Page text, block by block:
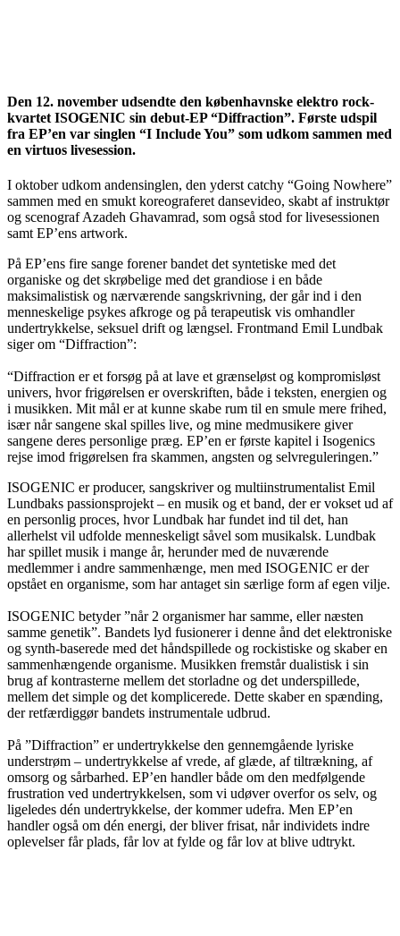
Den 12. november udsendte den københavnske elektro rock-
kvartet ISOGENIC sin debut-EP “Diffraction”. Første udspil
fra EP’en var singlen “I Include You” som udkom sammen med
en virtuos livesession.
I oktober udkom andensinglen, den yderst catchy “Going Nowhere”
sammen med en smukt koreograferet dansevideo, skabt af instruktør
og scenograf Azadeh Ghavamrad, som også stod for livesessionen
samt EP’ens artwork.
På EP’ens fire sange forener bandet det syntetiske med det
organiske og det skrøbelige med det grandiose i en både
maksimalistisk og nærværende sangskrivning, der går ind i den
menneskelige psykes afkroge og på terapeutisk vis omhandler
undertrykkelse, seksuel drift og længsel. Frontmand Emil Lundbak
siger om “Diffraction”:
“Diffraction er et forsøg på at lave et grænseløst og kompromisløst
univers, hvor frigørelsen er overskriften, både i teksten, energien og
i musikken. Mit mål er at kunne skabe rum til en smule mere frihed,
især når sangene skal spilles live, og mine medmusikere giver
sangene deres personlige præg. EP’en er første kapitel i Isogenics
rejse imod frigørelsen fra skammen, angsten og selvreguleringen.”
ISOGENIC er producer, sangskriver og multiinstrumentalist Emil
Lundbaks passionsprojekt – en musik og et band, der er vokset ud af
en personlig proces, hvor Lundbak har fundet ind til det, han
allerhelst vil udfolde menneskeligt såvel som musikalsk. Lundbak
har spillet musik i mange år, herunder med de nuværende
medlemmer i andre sammenhænge, men med ISOGENIC er der
opstået en organisme, som har antaget sin særlige form af egen vilje.
ISOGENIC betyder ”når 2 organismer har samme, eller næsten
samme genetik”. Bandets lyd fusionerer i denne ånd det elektroniske
og synth-baserede med det håndspillede og rockistiske og skaber en
sammenhængende organisme. Musikken fremstår dualistisk i sin
brug af kontrasterne mellem det storladne og det underspillede,
mellem det simple og det komplicerede. Dette skaber en spænding,
der retfærdiggør bandets instrumentale udbrud.
På ”Diffraction” er undertrykkelse den gennemgående lyriske
understrøm – undertrykkelse af vrede, af glæde, af tiltrækning, af
omsorg og sårbarhed. EP’en handler både om den medfølgende
frustration ved undertrykkelsen, som vi udøver overfor os selv, og
ligeledes dén undertrykkelse, der kommer udefra. Men EP’en
handler også om dén energi, der bliver frisat, når individets indre
oplevelser får plads, får lov at fylde og får lov at blive udtrykt.